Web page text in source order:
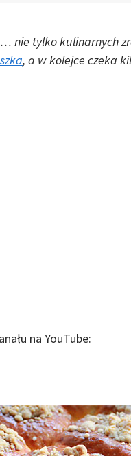
nie tylko kulinarnych
, a w kolejce czeka
na YouTube: